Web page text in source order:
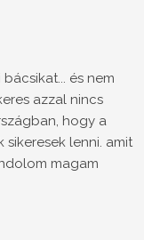
és nem
azzal nincs
hogy a
lenni. amit
magam